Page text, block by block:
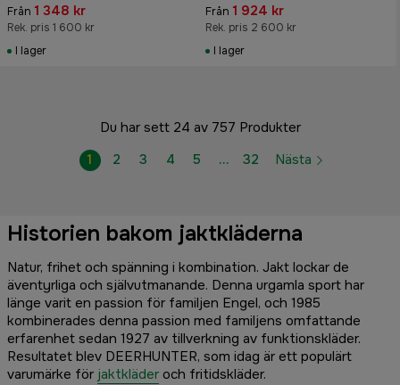
Från 1 348 kr
Rek. pris 1 600 kr
I lager
Från 1 924 kr
Rek. pris 2 600 kr
I lager
Du har sett 24 av 757 Produkter
1
2 3 4 5 … 32 Nästa
Historien bakom jaktkläderna
Natur, frihet och spänning i kombination. Jakt lockar de
äventyrliga och självutmanande. Denna urgamla sport har
länge varit en passion för familjen Engel, och 1985
kombinerades denna passion med familjens omfattande
erfarenhet sedan 1927 av tillverkning av funktionskläder.
Resultatet blev DEERHUNTER, som idag är ett populärt
varumärke för jaktkläder och fritidskläder.